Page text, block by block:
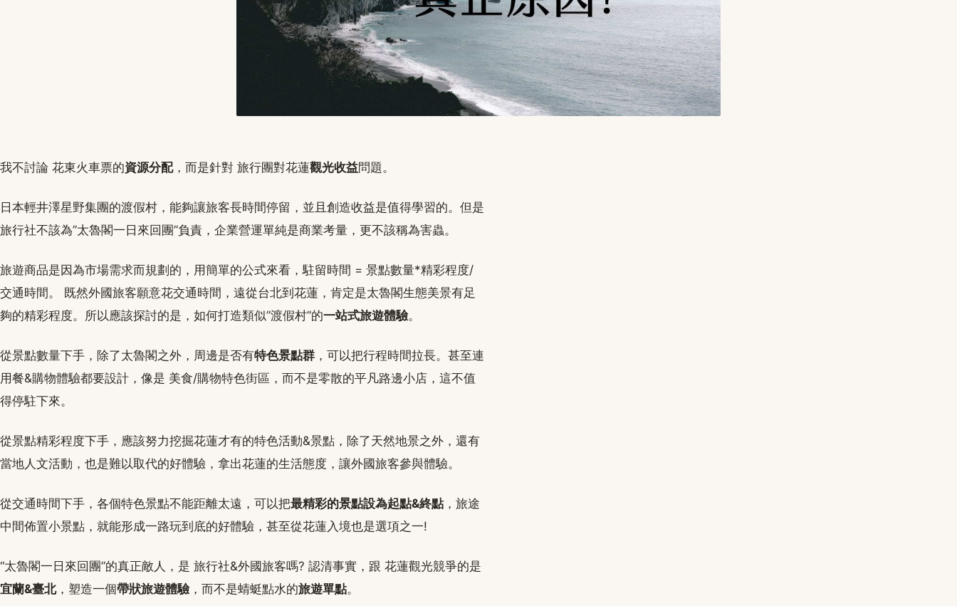
我不討論 花東火車票的資源分配，而是針對 旅行團對花蓮觀光收益問題。
日本輕井澤星野集團的渡假村，能夠讓旅客長時間停留，並且創造收益是值得學習的。但是
旅行社不該為”太魯閣一日來回團”負責，企業營運單純是商業考量，更不該稱為害蟲。
旅遊商品是因為市場需求而規劃的，用簡單的公式來看，駐留時間 = 景點數量*精彩程度/
交通時間。 既然外國旅客願意花交通時間，遠從台北到花蓮，肯定是太魯閣生態美景有足
夠的精彩程度。所以應該探討的是，如何打造類似”渡假村”的一站式旅遊體驗。
從景點數量下手，除了太魯閣之外，周邊是否有特色景點群 ，可以把行程時間拉長。甚至連
用餐&購物體驗都要設計，像是 美食/購物特色街區，而不是零散的平凡路邊小店，這不值
得停駐下來。
從景點精彩程度下手，應該努力挖掘花蓮才有的特色活動&景點，除了天然地景之外，還有
當地人文活動，也是難以取代的好體驗，拿出花蓮的生活態度，讓外國旅客參與體驗。
從交通時間下手，各個特色景點不能距離太遠，可以把最精彩的景點設為起點&終點 ，旅途
中間佈置小景點，就能形成一路玩到底的好體驗，甚至從花蓮入境也是選項之一!
“太魯閣一日來回團”的真正敵人，是 旅行社&外國旅客嗎? 認清事實，跟 花蓮觀光競爭的是
宜蘭&臺北，塑造一個帶狀旅遊體驗，而不是蜻蜓點水的旅遊單點。